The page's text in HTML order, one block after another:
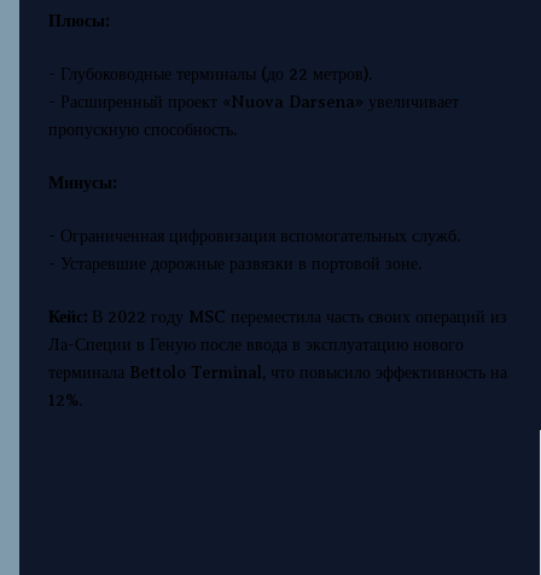
Плюсы:
- Глубоководные терминалы (до 22 метров).
- Расширенный проект «Nuova Darsena» увеличивает
пропускную способность.
Минусы:
- Ограниченная цифровизация вспомогательных служб.
- Устаревшие дорожные развязки в портовой зоне.
Кейс:В 2022 году MSC переместила часть своих операций из
Ла-Специи в Геную после ввода в эксплуатацию нового
терминала Bettolo Terminal, что повысило эффективность на
12%.